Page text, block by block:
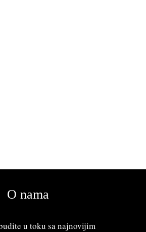
O nama
u toku sa najnovijim